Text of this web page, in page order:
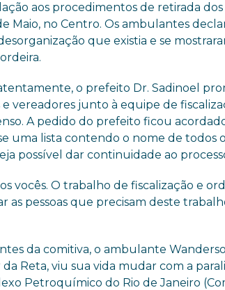
aos procedimentos de retirada
Maio, no Centro. Os ambulantes
que existia e se
o prefeito Dr. Sadinoel
vereadores junto à equipe de
A pedido do prefeito ficou
uma lista contendo o nome de todos
possível dar continuidade ao
vocês. O trabalho de fiscalização e
as pessoas que precisam deste
da comitiva, o ambulante
Reta, viu sua vida mudar com a
Petroquímico do Rio de Janeiro